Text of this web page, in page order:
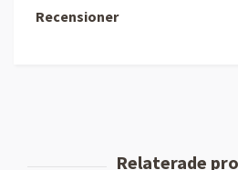
Recensioner